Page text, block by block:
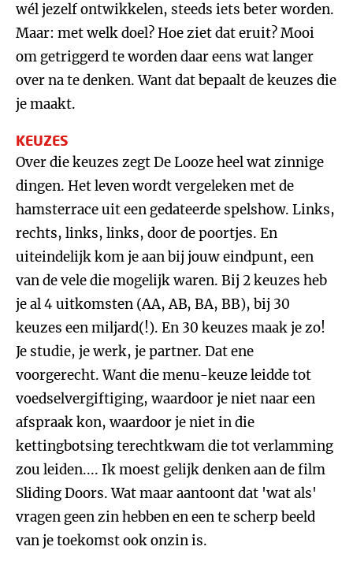
wél jezelf ontwikkelen, steeds iets beter worden.
Maar: met welk doel? Hoe ziet dat eruit? Mooi
om getriggerd te worden daar eens wat langer
over na te denken. Want dat bepaalt de keuzes die
je maakt.
KEUZES
Over die keuzes zegt De Looze heel wat zinnige
dingen. Het leven wordt vergeleken met de
hamsterrace uit een gedateerde spelshow. Links,
rechts, links, links, door de poortjes. En
uiteindelijk kom je aan bij jouw eindpunt, een
van de vele die mogelijk waren. Bij 2 keuzes heb
je al 4 uitkomsten (AA, AB, BA, BB), bij 30
keuzes een miljard(!). En 30 keuzes maak je zo!
Je studie, je werk, je partner. Dat ene
voorgerecht. Want die menu-keuze leidde tot
voedselvergiftiging, waardoor je niet naar een
afspraak kon, waardoor je niet in die
kettingbotsing terechtkwam die tot verlamming
zou leiden.... Ik moest gelijk denken aan de film
Sliding Doors. Wat maar aantoont dat 'wat als'
vragen geen zin hebben en een te scherp beeld
van je toekomst ook onzin is.